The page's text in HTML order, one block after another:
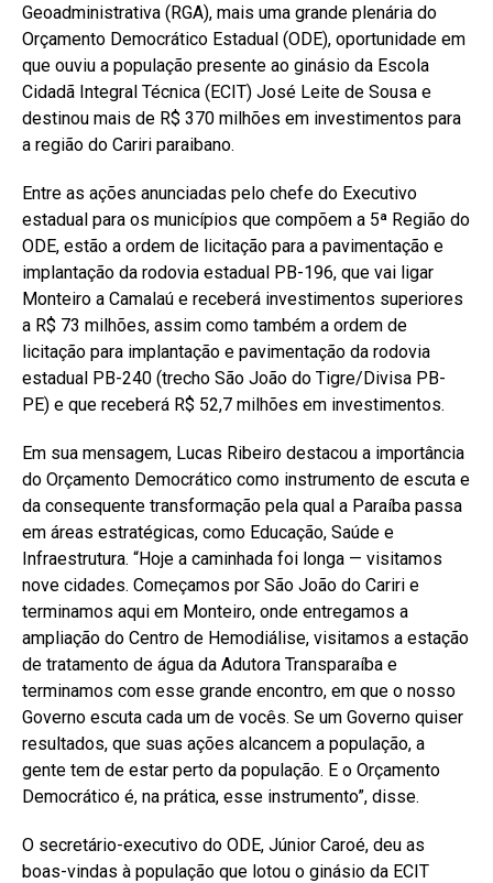
Geoadministrativa (RGA), mais uma grande plenária do
Orçamento Democrático Estadual (ODE), oportunidade em
que ouviu a população presente ao ginásio da Escola
Cidadã Integral Técnica (ECIT) José Leite de Sousa e
destinou mais de R$ 370 milhões em investimentos para
a região do Cariri paraibano.
Entre as ações anunciadas pelo chefe do Executivo
estadual para os municípios que compõem a 5ª Região do
ODE, estão a ordem de licitação para a pavimentação e
implantação da rodovia estadual PB-196, que vai ligar
Monteiro a Camalaú e receberá investimentos superiores
a R$ 73 milhões, assim como também a ordem de
licitação para implantação e pavimentação da rodovia
estadual PB-240 (trecho São João do Tigre/Divisa PB-
PE) e que receberá R$ 52,7 milhões em investimentos.
Em sua mensagem, Lucas Ribeiro destacou a importância
do Orçamento Democrático como instrumento de escuta e
da consequente transformação pela qual a Paraíba passa
em áreas estratégicas, como Educação, Saúde e
Infraestrutura. “Hoje a caminhada foi longa — visitamos
nove cidades. Começamos por São João do Cariri e
terminamos aqui em Monteiro, onde entregamos a
ampliação do Centro de Hemodiálise, visitamos a estação
de tratamento de água da Adutora Transparaíba e
terminamos com esse grande encontro, em que o nosso
Governo escuta cada um de vocês. Se um Governo quiser
resultados, que suas ações alcancem a população, a
gente tem de estar perto da população. E o Orçamento
Democrático é, na prática, esse instrumento”, disse.
O secretário-executivo do ODE, Júnior Caroé, deu as
boas-vindas à população que lotou o ginásio da ECIT